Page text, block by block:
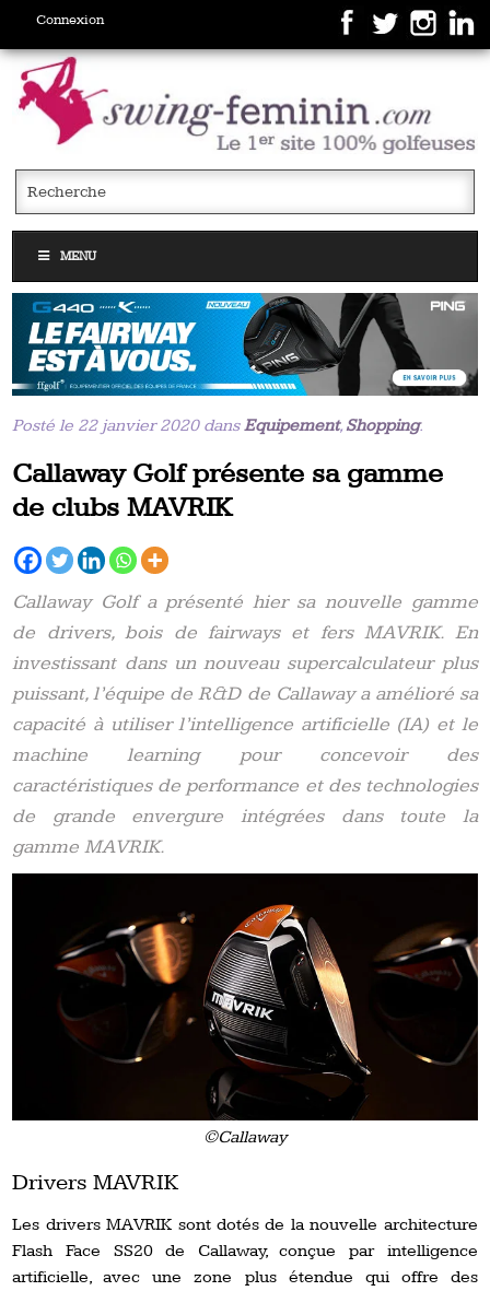
Connexion
MENU
Posté le 22 janvier 2020 dansEquipement,Shopping.
Callaway Golf présente sa gamme
de clubs MAVRIK
Callaway Golf a présenté hier sa nouvelle gamme
de drivers, bois de fairways et fers MAVRIK. En
investissant dans un nouveau supercalculateur plus
puissant, l’équipe de R&D de Callaway a amélioré sa
capacité à utiliser l’intelligence artificielle (IA) et le
machine learning pour concevoir des
caractéristiques de performance et des technologies
de grande envergure intégrées dans toute la
gamme MAVRIK.
©Callaway
Drivers MAVRIK
Les drivers MAVRIK sont dotés de la nouvelle architecture
Flash Face SS20 de Callaway, conçue par intelligence
artificielle, avec une zone plus étendue qui offre des